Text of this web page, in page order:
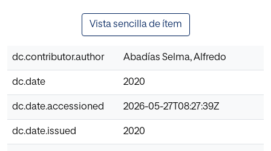
Vista sencilla de ítem
dc.contributor.author Abadías Selma, Alfredo
dc.date 2020
dc.date.accessioned 2026-05-27T08:27:39Z
dc.date.issued 2020